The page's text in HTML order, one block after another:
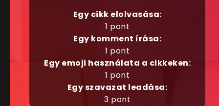
Egy cikk elolvasása:
1 pont
Egy komment írása:
1 pont
Egy emoji használata a cikkeken:
1 pont
Egy szavazat leadása:
3 pont